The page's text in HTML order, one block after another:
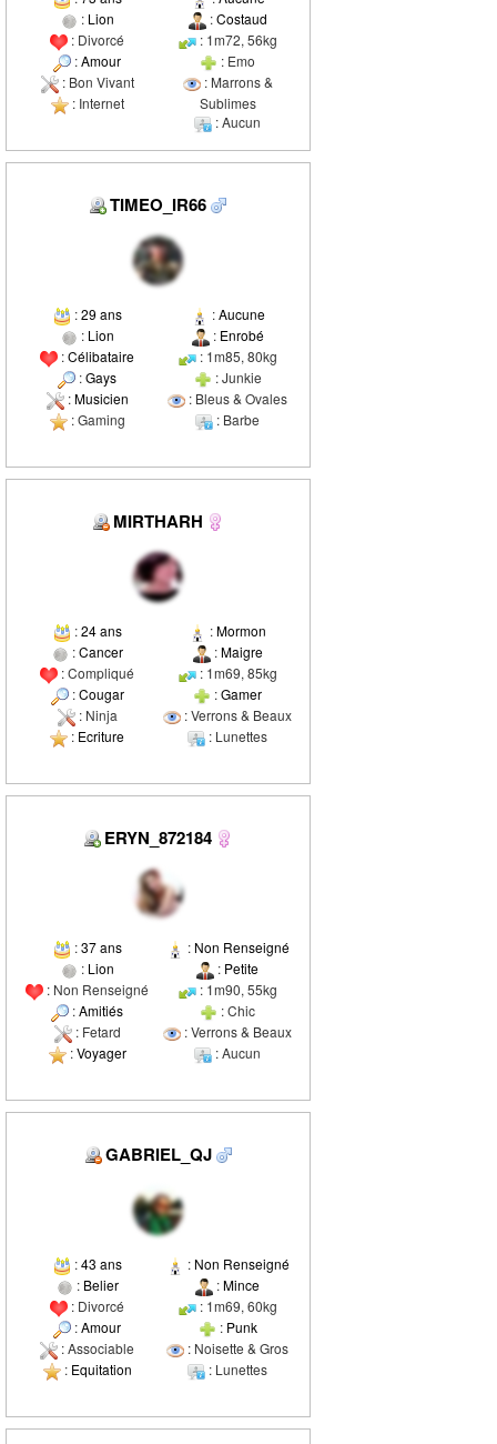
: Lion
: Divorcé
:Amour
: Bon Vivant
: Internet
:Costaud
: 1m72, 56kg
: Emo
: Marrons &
Sublimes
: Aucun
TIMEO_IR66
:29 ans
: Lion
:Célibataire
:Gays
:Musicien
: Gaming
:Aucune
: Enrobé
: 1m85, 80kg
: Junkie
: Bleus & Ovales
: Barbe
MIRTHARH
:24 ans
:Cancer
: Compliqué
:Cougar
: Ninja
: Ecriture
:Mormon
:Maigre
: 1m69, 85kg
:Gamer
: Verrons & Beaux
: Lunettes
ERYN_872184
:37 ans
: Lion
: Non Renseigné
:Amitiés
: Fetard
:Voyager
: Non Renseigné
: Petite
: 1m90, 55kg
: Chic
: Verrons & Beaux
: Aucun
GABRIEL_QJ
:43 ans
: Belier
: Divorcé
:Amour
: Associable
: Equitation
: Non Renseigné
:Mince
: 1m69, 60kg
: Punk
: Noisette & Gros
: Lunettes